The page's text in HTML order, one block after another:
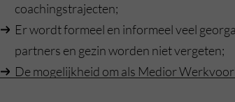
coachingstrajecten;
Er wordt formeel en informeel veel
partners en gezin worden niet vergeten;
De mogelijkheid om als Medior